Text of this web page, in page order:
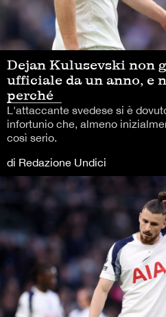
Dejan Kulusevski non
ufficiale da un anno, e
perché
L'attaccante svedese si è
infortunio che, almeno
così serio.
di Redazione Undici